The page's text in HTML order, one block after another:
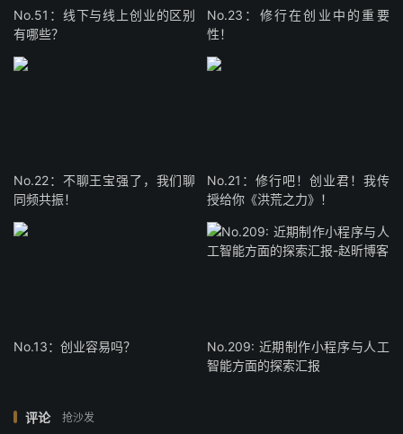
No.51：线下与线上创业的区别
有哪些？
No.23：修行在创业中的重要
性！
No.22：不聊王宝强了，我们聊
同频共振！
No.21：修行吧！创业君！我传
授给你《洪荒之力》！
No.13：创业容易吗？
No.209: 近期制作小程序与人工
智能方面的探索汇报
评论 抢沙发